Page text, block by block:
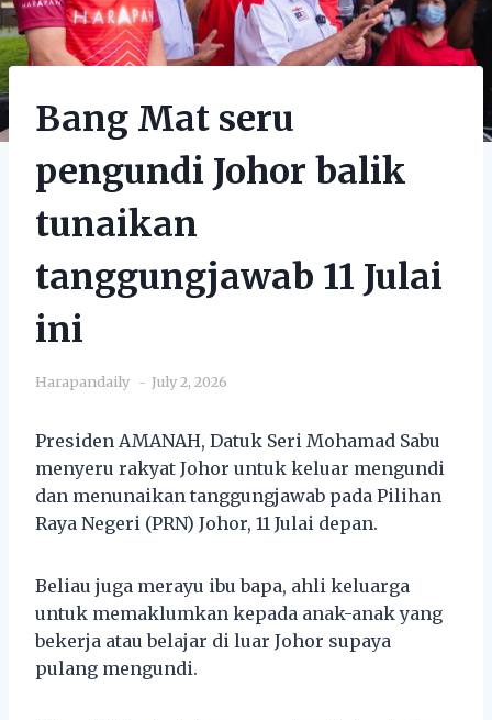
Bang Mat seru
pengundi Johor balik
tunaikan
tanggungjawab 11 Julai
ini
Harapandaily July 2, 2026
Presiden AMANAH, Datuk Seri Mohamad Sabu
menyeru rakyat Johor untuk keluar mengundi
dan menunaikan tanggungjawab pada Pilihan
Raya Negeri (PRN) Johor, 11 Julai depan.
Beliau juga merayu ibu bapa, ahli keluarga
untuk memaklumkan kepada anak-anak yang
bekerja atau belajar di luar Johor supaya
pulang mengundi.